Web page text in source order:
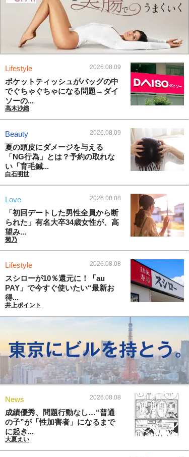
Lifestyle 2026.08.09
ポケットティッシュがバッグの中
でぐちゃぐちゃになる問題→ダイ
ソーの...
高木沙織
Beauty 2026.08.09
夏の頭皮にダメージを与える
「NG行為」とは？予約の取れな
い「育毛鍼...
白石明世
Love 2026.08.08
「初回デートした男性全員から断
られた」有名大卒34歳女性が、高
望み...
菊乃
Lifestyle 2026.08.08
スシローが10％還元に！「au
PAY」で今すぐ使いたい“最新お
得...
井上ポイント
News 2026.08.08
成績優秀、問題行動なし…“普通
の子”が「性加害者」になるまで
に起き...
大夏えい